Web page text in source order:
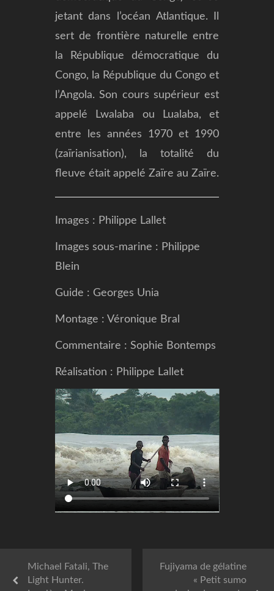
jetant dans l’océan Atlantique. Il
sert de frontière naturelle entre
la République démocratique du
Congo, la République du Congo et
l’Angola. Son cours supérieur est
appelé Lwalaba ou Lualaba, et
entre les années 1970 et 1990
(zaïrianisation), la totalité du
fleuve était appelé Zaïre au Zaïre.
Images : Philippe Lallet
Images sous-marine : Philippe
Blein
Guide : Georges Unia
Montage : Véronique Bral
Commentaire : Sophie Bontemps
Réalisation : Philippe Lallet
Michael Fatali, The
Light Hunter.
Fujiyama de gélatine
« Petit sumo